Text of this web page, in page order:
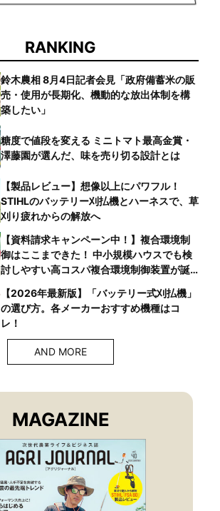
RANKING
鈴木農相 8月4日記者会見「政府備蓄米の販
売・使用が長期化、機動的な放出体制を構
築したい」
糖度で値段を変える ミニトマト最高金賞・
澤藤園が選んだ、味を売り切る設計とは
【製品レビュー】想像以上にパワフル！
STIHLのバッテリー刈払機とハーネスで、草
刈り疲れからの解放へ
【資料請求キャンペーン中！】複合環境制
御はここまできた！ 中小規模ハウスでも検
討しやすい高コスパ複合環境制御装置が誕
【2026年最新版】「バッテリー式刈払機」
の選び方。各メーカーおすすめ機種はコ
レ！
AND MORE
MAGAZINE